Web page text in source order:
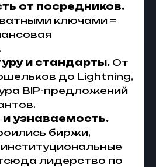
от посредников.
ключами =
и стандарты. От
до Lightning,
BIP-предложений
узнаваемость.
биржи,
лидерство по